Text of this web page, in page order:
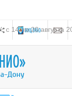
14 по 20 августа